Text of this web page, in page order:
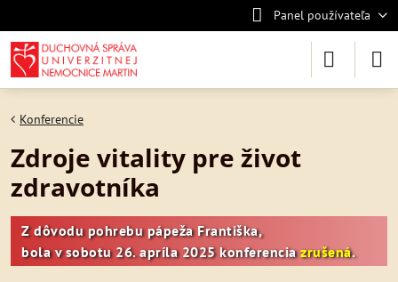
Panel používateľa
Konferencie
Zdroje vitality pre život
zdravotníka
Z dôvodu pohrebu pápeža Františka,
bola v sobotu 26. apríla 2025 konferenciazrušená.